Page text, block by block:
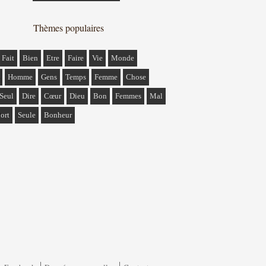
Thèmes populaires
Fait Bien Etre Faire Vie Monde
Homme Gens Temps Femme Chose
Seul Dire Cœur Dieu Bon Femmes Mal
Seule Bonheur